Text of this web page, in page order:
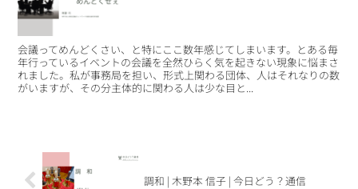
会議ってめんどくさい、と特にここ数年感じてしまいます。とある毎
年行っているイベントの会議を全然ひらく気を起きない現象に悩まさ
れました。私が事務局を担い、形式上関わる団体、人はそれなりの数
がいますが、その分主体的に関わる人は少な目と...
調和 | 木野本 信子 | 今日どう？通信